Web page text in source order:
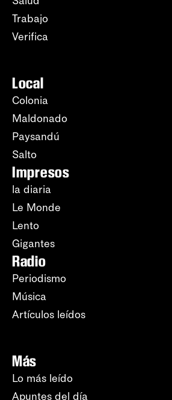
Trabajo
Verifica
Local
Colonia
Maldonado
Paysandú
Salto
Impresos
la diaria
Le Monde
Lento
Gigantes
Radio
Periodismo
Música
Artículos leídos
Más
Lo más leído
Apuntes del día